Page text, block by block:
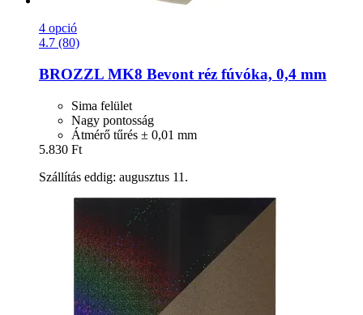
4 opció
4.7 (80)
BROZZL MK8 Bevont réz fúvóka, 0,4 mm
Sima felület
Nagy pontosság
Átmérő tűrés ± 0,01 mm
5.830 Ft
Szállítás eddig: augusztus 11.